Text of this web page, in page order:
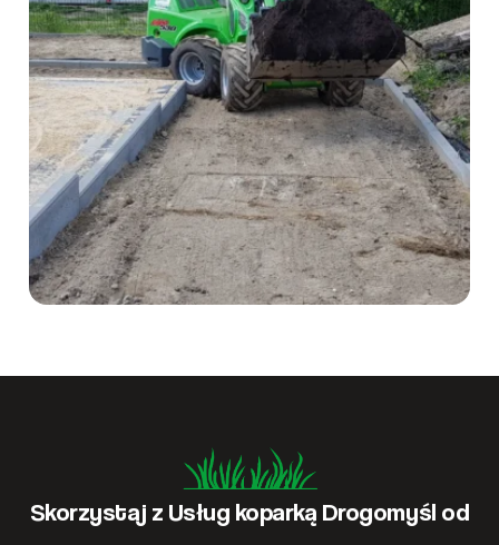
Skorzystaj z Usług koparką Drogomyśl od